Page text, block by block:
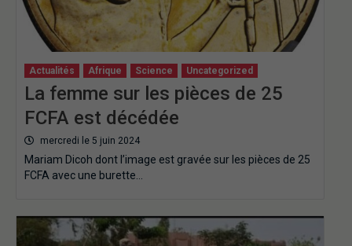
Actualités Afrique Science Uncategorized
La femme sur les pièces de 25
FCFA est décédée
mercredi le 5 juin 2024
Mariam Dicoh dont l’image est gravée sur les pièces de 25
FCFA avec une burette…